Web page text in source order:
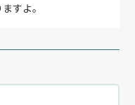
すよ。